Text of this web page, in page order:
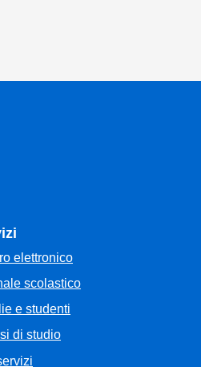
elettronico
scolastico
e studenti
di studio